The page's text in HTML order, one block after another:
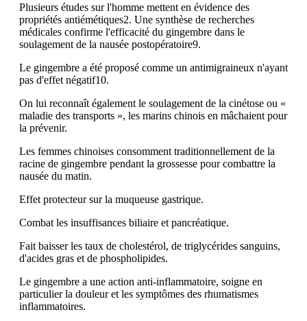
Plusieurs études sur l'homme mettent en évidence des
propriétés antiémétiques2. Une synthèse de recherches
médicales confirme l'efficacité du gingembre dans le
soulagement de la nausée postopératoire9.
Le gingembre a été proposé comme un antimigraineux n'ayant
pas d'effet négatif10.
On lui reconnaît également le soulagement de la cinétose ou «
maladie des transports », les marins chinois en mâchaient pour
la prévenir.
Les femmes chinoises consomment traditionnellement de la
racine de gingembre pendant la grossesse pour combattre la
nausée du matin.
Effet protecteur sur la muqueuse gastrique.
Combat les insuffisances biliaire et pancréatique.
Fait baisser les taux de cholestérol, de triglycérides sanguins,
d'acides gras et de phospholipides.
Le gingembre a une action anti-inflammatoire, soigne en
particulier la douleur et les symptômes des rhumatismes
inflammatoires.